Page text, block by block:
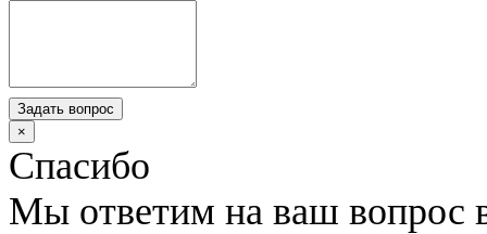
Задать вопрос
×
Спасибо
Мы ответим на ваш вопрос